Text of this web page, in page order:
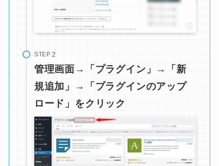
STEP
管理画面→「プラグイン」→「新
規追加」→「プラグインのアップ
ロード」をクリック